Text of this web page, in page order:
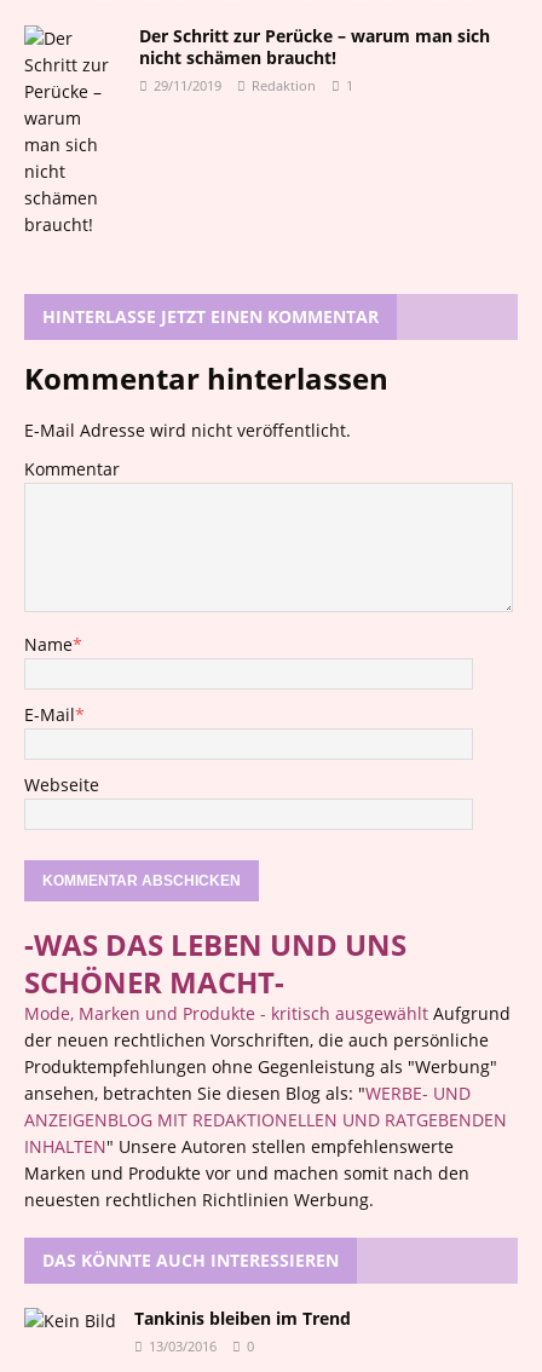
Der Schritt zur Perücke – warum man sich
nicht schämen braucht!
29/11/2019 Redaktion 1
HINTERLASSE JETZT EINEN KOMMENTAR
Kommentar hinterlassen
E-Mail Adresse wird nicht veröffentlicht.
Kommentar
Name*
E-Mail*
Webseite
-WAS DAS LEBEN UND UNS
SCHÖNER MACHT-
Mode, Marken und Produkte - kritisch ausgewählt Aufgrund
der neuen rechtlichen Vorschriften, die auch persönliche
Produktempfehlungen ohne Gegenleistung als "Werbung"
ansehen, betrachten Sie diesen Blog als: "WERBE- UND
ANZEIGENBLOG MIT REDAKTIONELLEN UND RATGEBENDEN
INHALTEN" Unsere Autoren stellen empfehlenswerte
Marken und Produkte vor und machen somit nach den
neuesten rechtlichen Richtlinien Werbung.
DAS KÖNNTE AUCH INTERESSIEREN
Tankinis bleiben im Trend
13/03/2016 0